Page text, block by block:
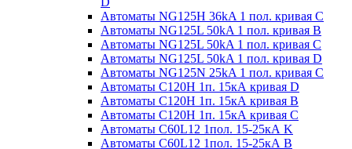
Автоматы NG125H 36kA 1 пол. кривая C
Автоматы NG125L 50kA 1 пол. кривая B
Автоматы NG125L 50kA 1 пол. кривая C
Автоматы NG125L 50kA 1 пол. кривая D
Автоматы NG125N 25kA 1 пол. кривая C
Автоматы С120H 1п. 15кА кривая D
Автоматы С120H 1п. 15кА кривая В
Автоматы С120H 1п. 15кА кривая С
Автоматы С60L12 1пол. 15-25кА K
Автоматы С60L12 1пол. 15-25кА В